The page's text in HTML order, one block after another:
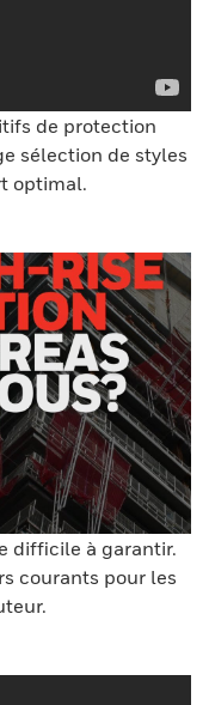
de protection
sélection de styles
optimal.
difficile à garantir.
courants pour les